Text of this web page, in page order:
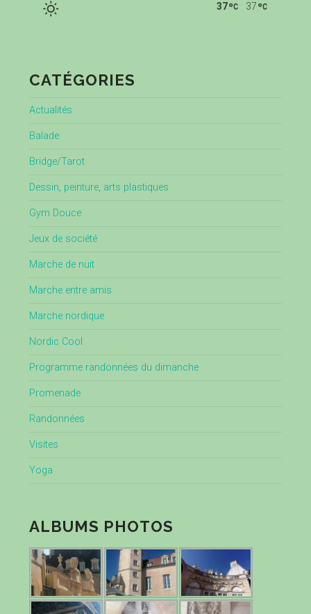
37
37
CATÉGORIES
Actualités
Balade
Bridge/Tarot
Dessin, peinture, arts plastiques
Gym Douce
Jeux de société
Marche de nuit
Marche entre amis
Marche nordique
Nordic Cool
Programme randonnées du dimanche
Promenade
Randonnées
Visites
Yoga
ALBUMS PHOTOS